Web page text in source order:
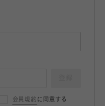
会員規約 に同意する